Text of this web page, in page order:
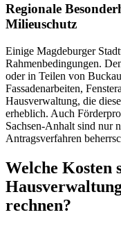
Regionale
Milieuschutz
Einige Magdeburger
Rahmenbedingungen.
oder in Teilen von
Fassadenarbeiten,
Hausverwaltung, die
erheblich. Auch
Sachsen-Anhalt sind nur
Antragsverfahren
Welche Kosten
rechnen?